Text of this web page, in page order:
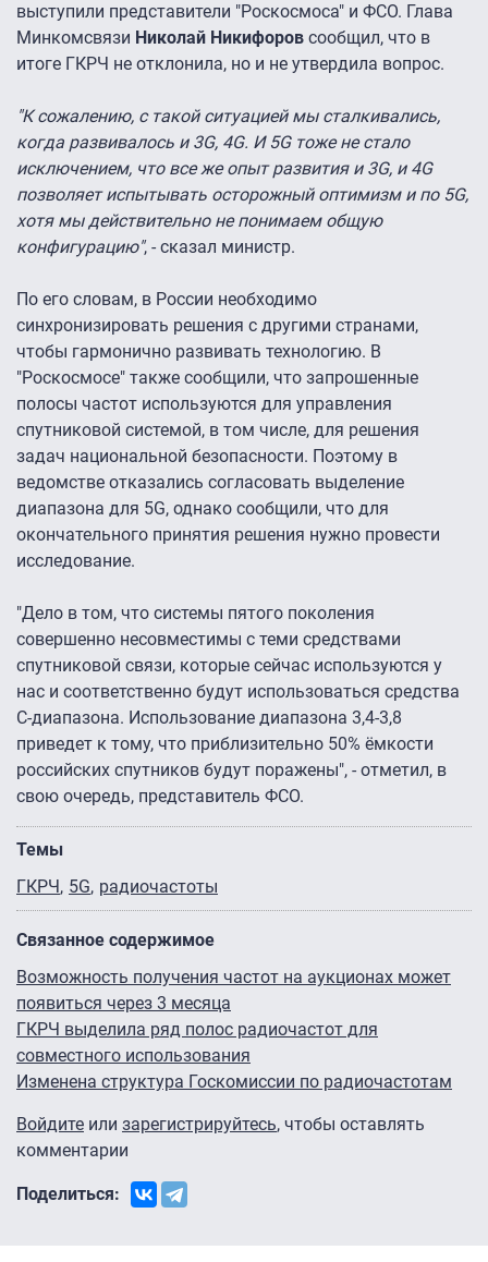
выступили представители "Роскосмоса" и ФСО. Глава
Минкомсвязи Николай Никифоров сообщил, что в
итоге ГКРЧ не отклонила, но и не утвердила вопрос.
"К сожалению, с такой ситуацией мы сталкивались,
когда развивалось и 3G, 4G. И 5G тоже не стало
исключением, что все же опыт развития и 3G, и 4G
позволяет испытывать осторожный оптимизм и по 5G,
хотя мы действительно не понимаем общую
конфигурацию", - сказал министр.
По его словам, в России необходимо
синхронизировать решения с другими странами,
чтобы гармонично развивать технологию. В
"Роскосмосе" также сообщили, что запрошенные
полосы частот используются для управления
спутниковой системой, в том числе, для решения
задач национальной безопасности. Поэтому в
ведомстве отказались согласовать выделение
диапазона для 5G, однако сообщили, что для
окончательного принятия решения нужно провести
исследование.
"Дело в том, что системы пятого поколения
совершенно несовместимы с теми средствами
спутниковой связи, которые сейчас используются у
нас и соответственно будут использоваться средства
С-диапазона. Использование диапазона 3,4-3,8
приведет к тому, что приблизительно 50% ёмкости
российских спутников будут поражены", - отметил, в
свою очередь, представитель ФСО.
Темы
ГКРЧ
5G радиочастоты
Связанное содержимое
Возможность получения частот на аукционах может
появиться через 3 месяца
ГКРЧ выделила ряд полос радиочастот для
совместного использования
Изменена структура Госкомиссии по радиочастотам
Войдите или зарегистрируйтесь, чтобы оставлять
комментарии
Поделиться: